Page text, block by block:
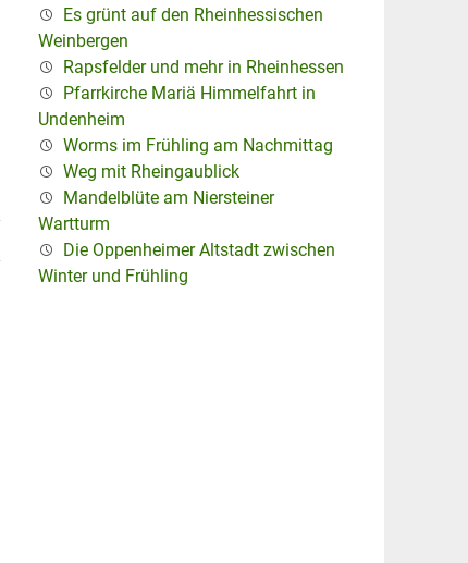
Es grünt auf den Rheinhessischen
Weinbergen
Rapsfelder und mehr in Rheinhessen
Pfarrkirche Mariä Himmelfahrt in
Undenheim
Worms im Frühling am Nachmittag
Weg mit Rheingaublick
Mandelblüte am Niersteiner
Wartturm
Die Oppenheimer Altstadt zwischen
Winter und Frühling